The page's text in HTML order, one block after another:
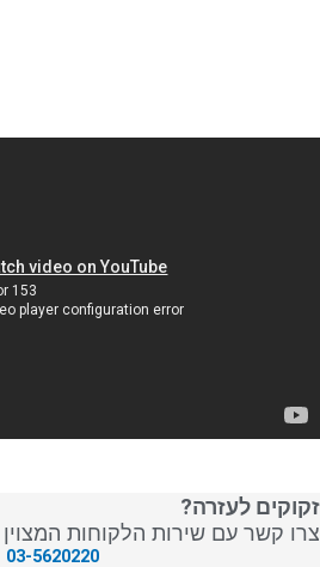
זקוקים לעזרה?
צרו קשר עם שירות הלקוחות המצוין
03-5620220